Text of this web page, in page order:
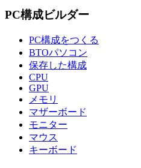
PC構成ビルダー
PC構成をつくる
BTOパソコン
保存した構成
CPU
GPU
メモリ
マザーボード
モニター
マウス
キーボード